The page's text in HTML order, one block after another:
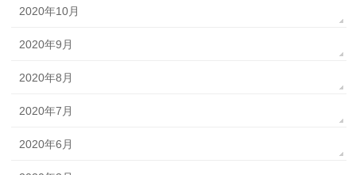
2020年10月
2020年9月
2020年8月
2020年7月
2020年6月